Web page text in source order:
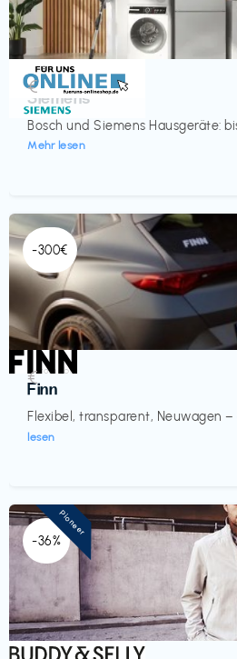
Küche & Haushalt
Siemens
Bosch und Siemens Hausgeräte:
Mehr lesen
€‎
-300€
Automobil
Finn
Flexibel, transparent, Neuwagen –
lesen
€‎
-36%
Pioneer